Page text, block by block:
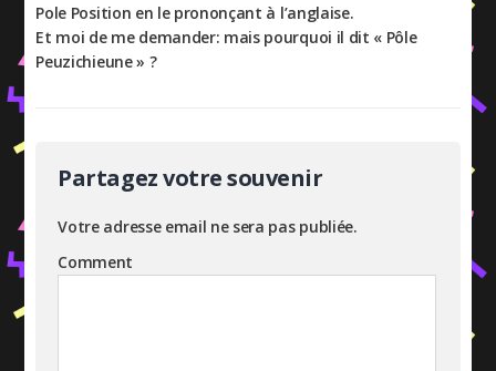
Pole Position en le prononçant à l’anglaise.
Et moi de me demander: mais pourquoi il dit « Pôle
Peuzichieune » ?
Partagez votre souvenir
Votre adresse email ne sera pas publiée.
Comment